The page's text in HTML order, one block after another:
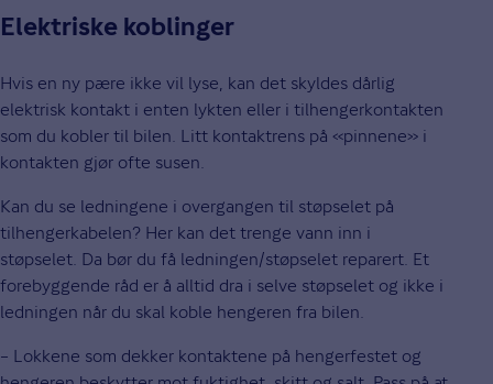
Elektriske koblinger
Hvis en ny pære ikke vil lyse, kan det skyldes dårlig
elektrisk kontakt i enten lykten eller i tilhengerkontakten
som du kobler til bilen. Litt kontaktrens på «pinnene» i
kontakten gjør ofte susen.
Kan du se ledningene i overgangen til støpselet på
tilhengerkabelen? Her kan det trenge vann inn i
støpselet. Da bør du få ledningen/støpselet reparert. Et
forebyggende råd er å alltid dra i selve støpselet og ikke i
ledningen når du skal koble hengeren fra bilen.
– Lokkene som dekker kontaktene på hengerfestet og